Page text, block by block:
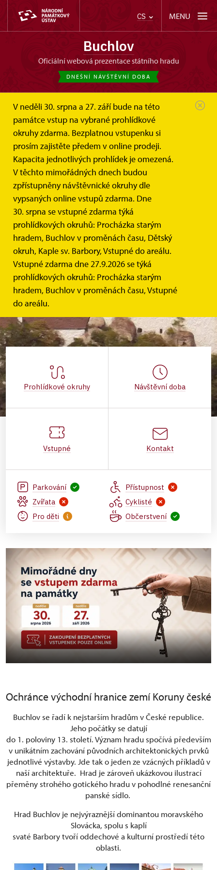
CS MENU
Buchlov
oficiální webová prezentace státního hradu
DNEŠNÍ NÁVŠTĚVNÍ DOBA
V neděli 30. srpna a 27. září bude na této
památce vstup na vybrané prohlídkové
okruhy zdarma. Bezplatnou vstupenku si
prosím zajistěte předem v online prodeji.
Kapacita jednotlivých prohlídek je omezená.
V těchto mimořádných dnech budou
zpřístupněny návštěvnické okruhy dle
vypsaných online vstupů zdarma. Dne
30. srpna se vstupné zdarma týká
prohlídkových okruhů: Procházka starým
hradem, Buchlov v proměnách času, Dětský
okruh, Kaple sv. Barbory, Vstupné do areálu.
Vstupné zdarma dne 27.9.2026 se týká
prohlídkových okruhů: Procházka starým
hradem, Buchlov v proměnách času, Vstupné
do areálu.
Prohlídkové okruhy Návštěvní doba
Vstupné Kontakt
Parkování
Přístupnost
Zvířata
Cyklisté
Pro děti
Občerstvení
Ochránce východní hranice zemí Koruny české
Buchlov se řadí k nejstarším hradům v České republice.
Jeho počátky se datují
do 1. poloviny 13. století. Význam hradu spočívá především
v unikátním zachování původních architektonických prvků
jednotlivé výstavby. Jde tak o jeden ze vzácných příkladů v
naší architektuře. Hrad je zároveň ukázkovou ilustrací
přeměny strohého gotického hradu v pohodlné renesanční
panské sídlo.
Hrad Buchlov je nejvýraznější dominantou moravského
Slovácka, spolu s kaplí
svaté Barbory tvoří oddechové a kulturní prostředí této
oblasti.